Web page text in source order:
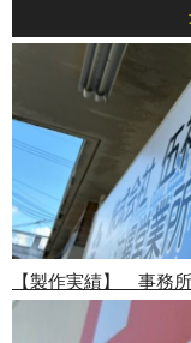
【製作実績】 事務